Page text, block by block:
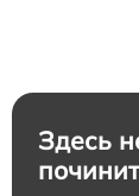
Здесь